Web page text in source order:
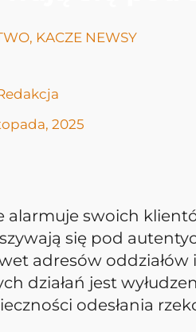
, KACZE NEWSY
2025
alarmuje swoich
się pod
adresów
działań jest
odesłania